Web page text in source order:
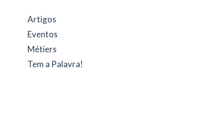
Artigos
Eventos
Métiers
Tem a Palavra!